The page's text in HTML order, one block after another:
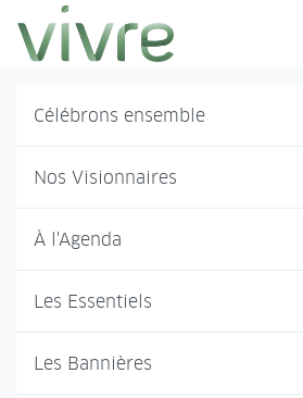
Aller au menu principal
Aller au contenu principal
Célébrons ensemble
Nos Visionnaires
À l'Agenda
Les Essentiels
Les Bannières